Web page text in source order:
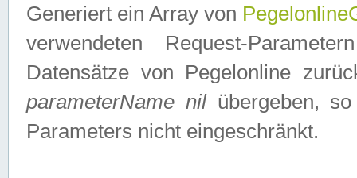
Generiert ein Array von
verwendeten Request-
Datensätze von Pegelonline
parameterName nilübergeben, so
Parameters nicht eingeschränkt.